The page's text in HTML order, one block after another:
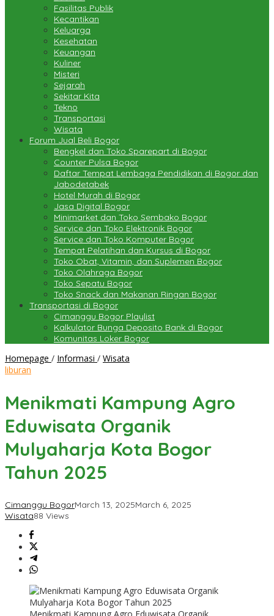
Fasilitas Publik
Kecantikan
Keluarga
Kesehatan
Keuangan
Kuliner
Misteri
Sejarah
Sekitar Kita
Tekno
Transportasi
Wisata
Forum Jual Beli Bogor
Bengkel dan Toko Sparepart di Bogor
Counter Pulsa Bogor
Daftar Tempat Lembaga Pendidikan di Bogor dan
Jabodetabek
Hotel Murah di Bogor
Jasa Digital Bogor
Minimarket dan Toko Sembako Bogor
Service dan Toko Elektronik Bogor
Service dan Toko Komputer Bogor
Tempat Pelatihan dan Kursus di Bogor
Toko Obat, Vitamin, dan Suplemen Bogor
Toko Olahraga Bogor
Toko Sepatu Bogor
Toko Snack dan Makanan Ringan Bogor
Transportasi di Bogor
Cimanggu Bogor Playlist
Kalkulator Bunga Deposito Bank di Bogor
Komunitas Loker Bogor
Homepage / Informasi / Wisata
Organik
Mulyaharja
Kota
Bogor
Tahun
liburan
Menikmati Kampung Agro
Eduwisata Organik
Mulyaharja Kota Bogor
Tahun 2025
Cimanggu BogorMarch 13, 2025March 6, 2025
Wisata88 Views